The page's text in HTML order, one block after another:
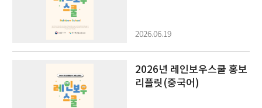
2026.06.19
2026년 레인보우스쿨 홍보
리플릿(중국어)